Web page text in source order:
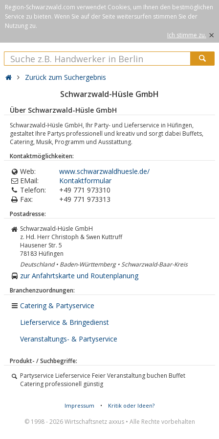
Region-Schwarzwald.com verwendet Cookies, um Ihnen den bestmöglichen
Service zu bieten. Wenn Sie auf der Seite weitersurfen stimmen Sie der
Nutzung zu.
Ich stimme zu. ×
Zurück zum Suchergebnis
Schwarzwald-Hüsle GmbH
Über Schwarzwald-Hüsle GmbH
Schwarzwald-Hüsle GmbH, Ihr Party- und Lieferservice in Hüfingen,
gestaltet Ihre Partys professionell und kreativ und sorgt dabei Buffets,
Catering, Musik, Programm und Ausstattung.
Kontaktmöglichkeiten:
Web:
www.schwarzwaldhuesle.de/
EMail:
Kontaktformular
Telefon:
+49 771 973310
Fax:
+49 771 973313
Postadresse:
Schwarzwald-Hüsle GmbH
z. Hd. Herr Christoph & Swen Kuttruff
Hausener Str. 5
78183 Hüfingen
Deutschland • Baden-Württemberg • Schwarzwald-Baar-Kreis
zur Anfahrtskarte und Routenplanung
Branchenzuordnungen:
Catering & Partyservice
Lieferservice & Bringedienst
Veranstaltungs- & Partyservice
Produkt- / Suchbegriffe:
Partyservice Lieferservice Feier Veranstaltung buchen Buffet
Catering professionell günstig
Impressum • Kritik oder Ideen?
© 1998 - 2026 Wirtschaftsnetz axxus • Alle Rechte vorbehalten